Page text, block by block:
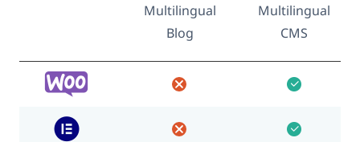
Multilingual
Blog
Multilingual
CMS